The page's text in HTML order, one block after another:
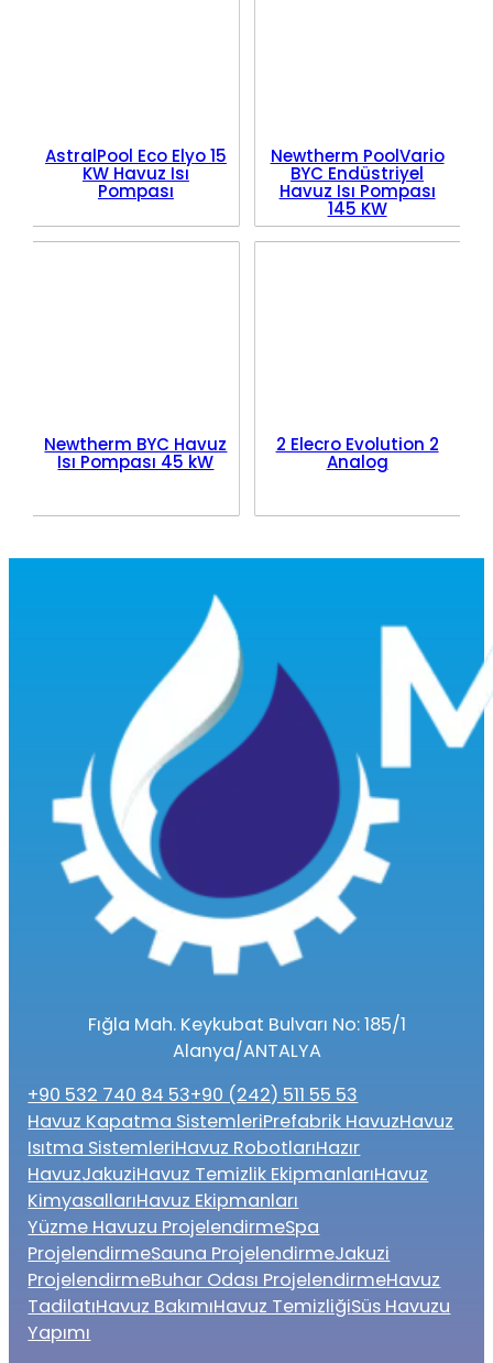
AstralPool Eco Elyo 15
KW Havuz Isı
Pompası
Newtherm PoolVario
BYC Endüstriyel
Havuz Isı Pompası
145 KW
Newtherm BYC Havuz
Isı Pompası 45 kW
2 Elecro Evolution 2
Analog
Fığla Mah. Keykubat Bulvarı No: 185/1
Alanya/ANTALYA
+90 532 740 84 53+90 (242) 511 55 53
Havuz Kapatma SistemleriPrefabrik HavuzHavuz
Isıtma SistemleriHavuz RobotlarıHazır
HavuzJakuziHavuz Temizlik EkipmanlarıHavuz
KimyasallarıHavuz Ekipmanları
Yüzme Havuzu ProjelendirmeSpa
ProjelendirmeSauna ProjelendirmeJakuzi
ProjelendirmeBuhar Odası ProjelendirmeHavuz
TadilatıHavuz BakımıHavuz TemizliğiSüs Havuzu
Yapımı